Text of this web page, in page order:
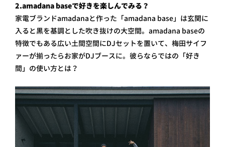
2.amadana baseで好きを楽しんでみる？
家電ブランドamadanaと作った「amadana base」は玄関に
入ると黒を基調とした吹き抜けの大空間。amadana baseの
特徴でもある広い土間空間にDJセットを置いて、梅田サイフ
ァーが揃ったらお家がDJブースに。彼らならではの「好き
間」の使い方とは？